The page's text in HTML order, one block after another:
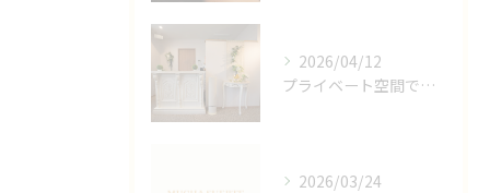
2026/04/12
プライベート空間で極上アロマリンパケアの効果
2026/03/24